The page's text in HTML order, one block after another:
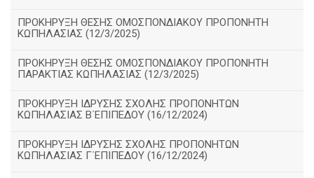
ΠΡΟΚΗΡΥΞΗ ΘΕΣΗΣ ΟΜΟΣΠΟΝΔΙΑΚΟΥ ΠΡΟΠΟΝΗΤΗ
ΚΩΠΗΛΑΣΙΑΣ (12/3/2025)
ΠΡΟΚΗΡΥΞΗ ΘΕΣΗΣ ΟΜΟΣΠΟΝΔΙΑΚΟΥ ΠΡΟΠΟΝΗΤΗ
ΠΑΡΑΚΤΙΑΣ ΚΩΠΗΛΑΣΙΑΣ (12/3/2025)
ΠΡΟΚΗΡΥΞΗ ΙΔΡΥΣΗΣ ΣΧΟΛΗΣ ΠΡΟΠΟΝΗΤΩΝ
ΚΩΠΗΛΑΣΙΑΣ Β΄ΕΠΙΠΕΔΟΥ (16/12/2024)
ΠΡΟΚΗΡΥΞΗ ΙΔΡΥΣΗΣ ΣΧΟΛΗΣ ΠΡΟΠΟΝΗΤΩΝ
ΚΩΠΗΛΑΣΙΑΣ Γ΄ΕΠΙΠΕΔΟΥ (16/12/2024)